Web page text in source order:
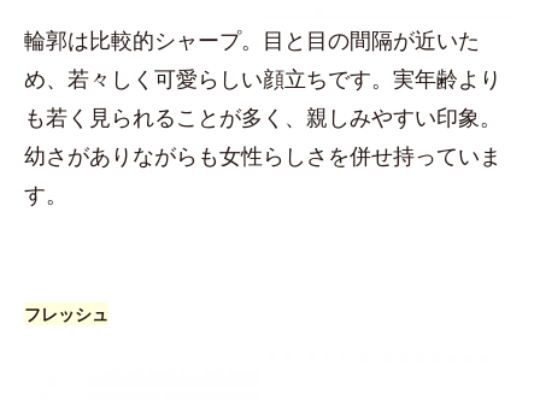
輪郭は比較的シャープ。目と目の間隔が近いた
め、若々しく可愛らしい顔立ちです。実年齢より
も若く見られることが多く、親しみやすい印象。
幼さがありながらも女性らしさを併せ持っていま
す。
フレッシュ